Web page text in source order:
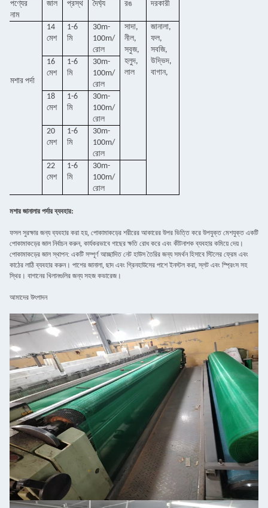
পণ্যের
নাম
জাল প্রস্থ দৈর্ঘ্য রঙ দরকারী
মশার পর্দা
14
মেশ
1-6
মি
30m-
100m/
রোল
সাদা,
নীল,
সবুজ,
হলুদ,
লাল
জানালা,
ফল,
সবজি,
উদ্ভিদ,
বাগান,
16
মেশ
1-6
মি
30m-
100m/
রোল
18
মেশ
1-6
মি
30m-
100m/
রোল
20
মেশ
1-6
মি
30m-
100m/
রোল
22
মেশ
1-6
মি
30m-
100m/
রোল
মশার জানালার পর্দার ব্যবহার:
ফসল সুরক্ষার জন্য ব্যবহার করা হয়, পোকামাকড়ের শরীরের আকারের উপর ভিত্তি করে উপযুক্ত মেশযুক্ত একটি
পোকামাকড়ের জাল নির্বাচন করুন, কার্যকরভাবে গাছের ক্ষতি রোধ করে এবং কীটনাশক ব্যবহার কমিয়ে দেয়।
পোকামাকড়ের জাল স্থাপন: একটি সম্পূর্ণ আচ্ছাদিত নেট হাউস তৈরির জন্য সমর্থন হিসাবে স্টিলের ফ্রেম এবং
কাঠের লাঠি ব্যবহার করুন। পাশের জানালা, ছাদ এবং গ্রিনহাউসের পাশে ইনস্টল করা, স্লট এবং স্প্রিংস সহ
স্থির। বাগানের খিলানগুলির জন্য সহজ কভারেজ।
আমাদের উৎপাদন